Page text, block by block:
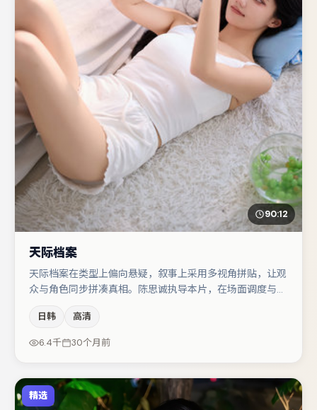
90:12
天际档案
天际档案在类型上偏向悬疑，叙事上采用多视角拼贴，让观
众与角色同步拼凑真相。陈思诚执导本片，在场面调度与表
括黄渤、杨幂、李光洁等，角色动机前后呼应，适合喜欢抠
台词与伏笔的观众。节奏紧凑、反转有度，值得列入片单。
日韩 高清
6.4千 30个月前
精选